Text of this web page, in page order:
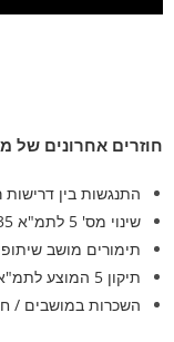
חוזרים אחרונים של
התנגשות בין
שינוי מס' 5 לתמ"א 35 / יונתן פרג'ון, עו״ד
תימורים מושב
תיקון 5 המוצע לתמ"א 35
השכרות במושבים /